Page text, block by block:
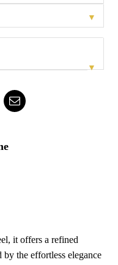
▼
▼
it offers a refined
the effortless elegance